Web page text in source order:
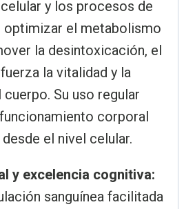
y los procesos de
optimizar el metabolismo
la desintoxicación, el
la vitalidad y la
Su uso regular
corporal
el nivel celular.
y excelencia cognitiva:
sanguínea facilitada